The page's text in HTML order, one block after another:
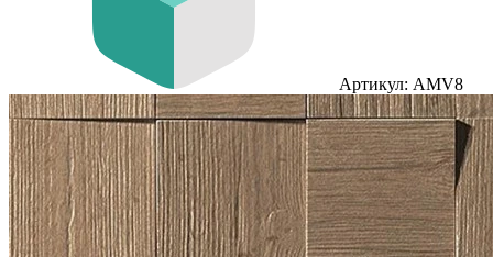
Артикул: AMV8